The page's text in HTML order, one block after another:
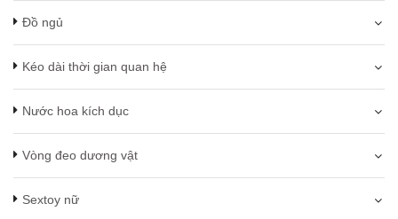
Đồ ngủ
Kéo dài thời gian quan hệ
Nước hoa kích dục
Vòng đeo dương vật
Sextoy nữ